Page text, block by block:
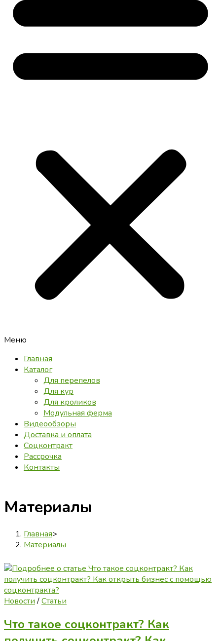
Меню
Главная
Каталог
Для перепелов
Для кур
Для кроликов
Модульная ферма
Видеообзоры
Доставка и оплата
Соцконтракт
Рассрочка
Контакты
Материалы
Главная>
Материалы
Новости/Статьи
Что такое соцконтракт? Как